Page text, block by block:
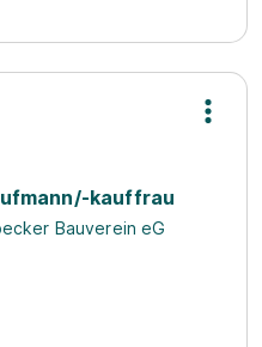
kauffrau
Bauverein eG